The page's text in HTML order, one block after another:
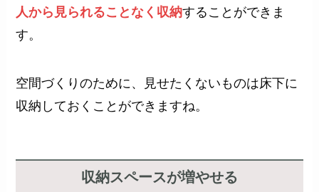
人から見られることなく収納することができま
す。
空間づくりのために、見せたくないものは床下に
収納しておくことができますね。
収納スペースが増やせる